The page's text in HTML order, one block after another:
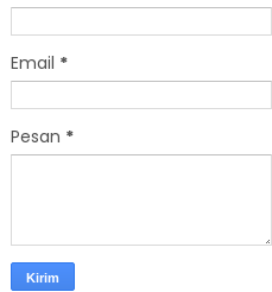
Email *
Pesan *